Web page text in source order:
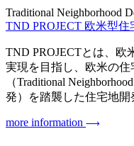
Traditional Neighborhood
TND PROJECT 欧米型住
TND PROJECTとは、欧
実現を目指し、欧米の
（Traditional
発）を踏襲した住宅地開
more information